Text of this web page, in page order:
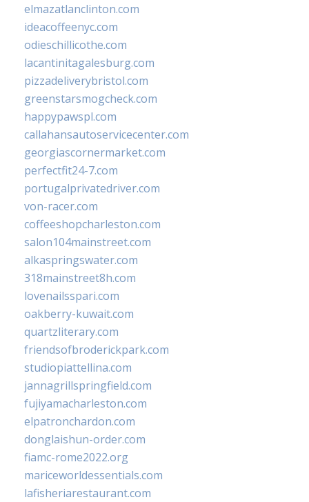
elmazatlanclinton.com
ideacoffeenyc.com
odieschillicothe.com
lacantinitagalesburg.com
pizzadeliverybristol.com
greenstarsmogcheck.com
happypawspl.com
callahansautoservicecenter.com
georgiascornermarket.com
perfectfit24-7.com
portugalprivatedriver.com
von-racer.com
coffeeshopcharleston.com
salon104mainstreet.com
alkaspringswater.com
318mainstreet8h.com
lovenailsspari.com
oakberry-kuwait.com
quartzliterary.com
friendsofbroderickpark.com
studiopiattellina.com
jannagrillspringfield.com
fujiyamacharleston.com
elpatronchardon.com
donglaishun-order.com
fiamc-rome2022.org
mariceworldessentials.com
lafisheriarestaurant.com